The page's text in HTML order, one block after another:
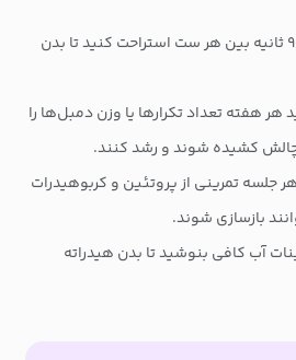
استراحت بین ست‌ها: ۶۰-۹۰ ثانیه بین هر ست استراحت کنید تا بدن
هفته تعداد تکرارها یا وزن دمبل‌ها را
کشیده شوند و رشد کنند.
جلسه تمرینی از پروتئین و کربوهیدرات
بازسازی شوند.
آب کافی بنوشید تا بدن هیدراته